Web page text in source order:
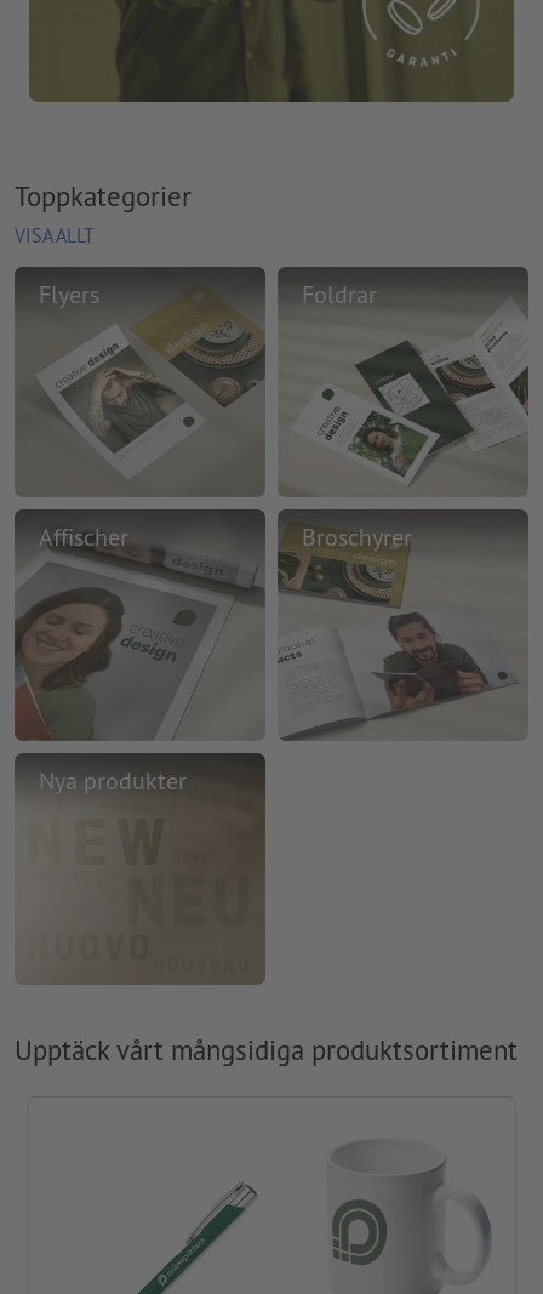
Toppkategorier
VISA ALLT
Flyers Foldrar
Affischer Broschyrer
Nya produkter
Upptäck vårt mångsidiga produktsortiment